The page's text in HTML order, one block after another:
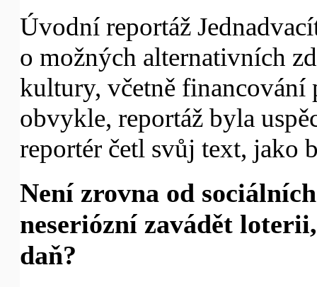
Úvodní reportáž
o možných alternativních
kultury, včetně financování
obvykle, reportáž byla
reportér četl svůj text, jako
Není zrovna od
neseriózní zavádět
daň?